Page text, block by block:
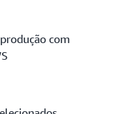
com